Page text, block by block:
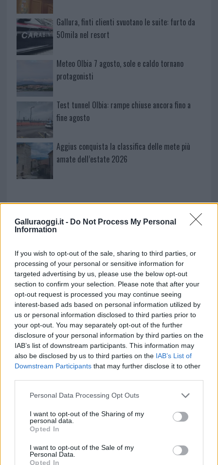
Galluraoggi.it - Do Not Process My Personal
Information
If you wish to opt-out of the sale, sharing to third parties, or
processing of your personal or sensitive information for
targeted advertising by us, please use the below opt-out
section to confirm your selection. Please note that after your
opt-out request is processed you may continue seeing
interest-based ads based on personal information utilized by
us or personal information disclosed to third parties prior to
your opt-out. You may separately opt-out of the further
disclosure of your personal information by third parties on the
IAB’s list of downstream participants. This information may
also be disclosed by us to third parties on the IAB’s List of
Downstream Participants that may further disclose it to other
Please note that this website/app uses one or more Google
not limited to your visit or usage behaviour. You may click to
grant or deny consent to Google and its third-party tags to
use your data for below specified purposes in below Google
consent section.
Personal Data Processing Opt Outs
I want to opt-out of the Sharing of my
personal data.
Opted In
I want to opt-out of the Sale of my
Personal Data.
Opted In
Gallura, finti clienti svuotano le suite: furto da
50mila nel resort
Meteo Olbia 7 agosto, sole e caldo tornano
protagonisti
Test tunnel Olbia: rampe chiuse ancora fino a
fine agosto
Aggius conquista la classifica delle mete più
amate dell’estate 2026
NECROLOGIE
Mario Malu
Paolo Pinna
Martina Agostina Diturco